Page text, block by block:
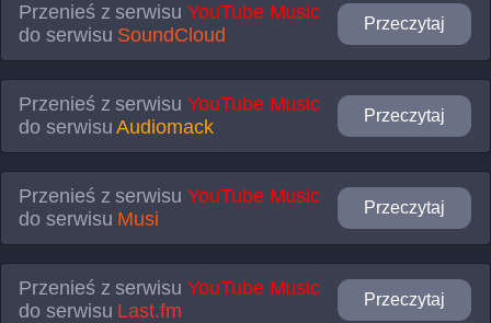
Przenieś z serwisu YouTube Music
do serwisu SoundCloud
Przeczytaj
Przenieś z serwisu YouTube Music
do serwisuAudiomack
Przeczytaj
Przenieś z serwisu YouTube Music
do serwisu Musi
Przeczytaj
Przenieś z serwisu YouTube Music
do serwisu Last.fm
Przeczytaj